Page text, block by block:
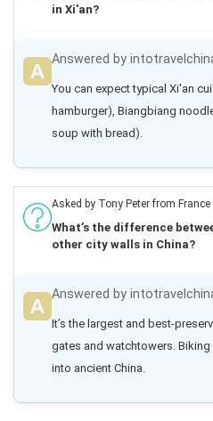
in Xi'an?
Answered by
You can expect typical Xi'an
hamburger), Biangbiang
soup with bread).
Asked by Tony Peter from
What’s the difference
other city walls in China?
Answered by
It’s the largest and best-
gates and watchtowers.
into ancient China.